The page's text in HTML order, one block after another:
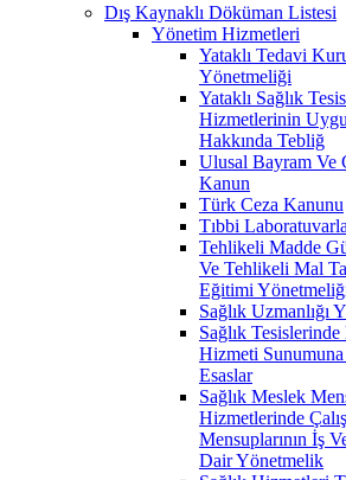
Dış Kaynaklı Döküman Listesi
Yönetim Hizmetleri
Yataklı Tedavi
Yönetmeliği
Yataklı Sağlık
Hizmetlerinin
Hakkında Tebliğ
Ulusal Bayram Ve
Kanun
Türk Ceza Kanunu
Tıbbi
Tehlikeli Madde
Ve Tehlikeli Mal
Eğitimi
Sağlık Uzmanlığı
Sağlık Tesislerinde
Hizmeti
Esaslar
Sağlık Meslek
Hizmetlerinde
Mensuplarının İş
Dair Yönetmelik